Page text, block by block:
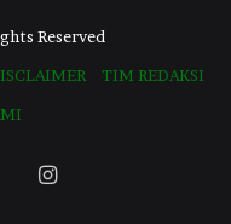
Reserved
TIM REDAKSI
YouTubeInstagram